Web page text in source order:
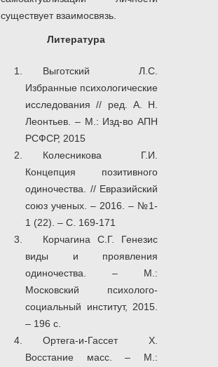
существует взаимосвязь.
Литература
Выготский Л.С.
Избранные психологические
исследования // ред. А. Н.
Леонтьев. – М.: Изд-во АПН
РСФСР, 2015
Колесникова Г.И.
Концепция позитивного
одиночества. // Евразийский
союз ученых. – 2016. – №1-
1 (22). – С. 169-171
Корчагина С.Г. Генезис
виды и проявления
одиночества. – М.:
Московский психолого-
социальный институт, 2015.
– 196 с.
Ортега-и-Гассет Х.
Восстание масс. – М.: